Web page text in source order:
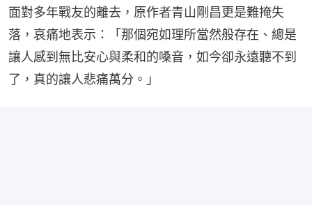
面對多年戰友的離去，原作者青山剛昌更是難掩失
落，哀痛地表示：「那個宛如理所當然般存在、總是
讓人感到無比安心與柔和的嗓音，如今卻永遠聽不到
了，真的讓人悲痛萬分。」